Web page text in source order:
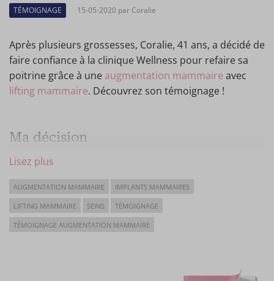
TÉMOIGNAGE 15-05-2020 par Coralie
Après plusieurs grossesses, Coralie, 41 ans, a décidé de
faire confiance à la clinique Wellness pour refaire sa
poitrine grâce à une augmentation mammaire avec
lifting mammaire. Découvrez son témoignage !
Ma décision
Voilà quelques années que je pense à faire une
allaitements et des régimes yoyo.. à 41 ans, vous
pensez bien que ma poitrine n'était plus celle de mes
20 ans ! Je remplissais un petit 75A. Voilà pourquoi j’ai
Lisez plus
AUGMENTATION MAMMAIRE IMPLANTS MAMMAIRES
LIFTING MAMMAIRE SEINS TÉMOIGNAGE
TÉMOIGNAGE AUGMENTATION MAMMAIRE